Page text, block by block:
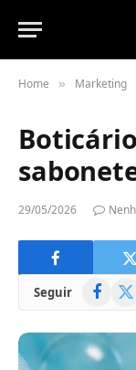
Home » Marketing
29/05/2026
Seguir Facebook